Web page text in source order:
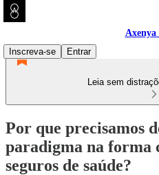
Axenya
Inscreva-se
Entrar
Leia sem
Por que precisamos
paradigma na forma
seguros de saúde?